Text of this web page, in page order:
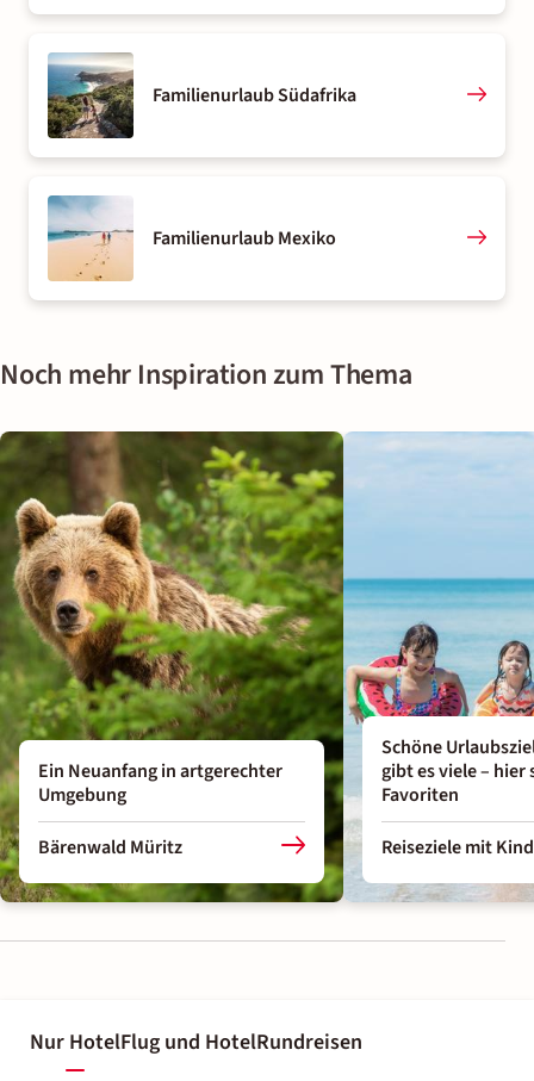
Familienurlaub Südafrika
Familienurlaub Mexiko
Noch mehr Inspiration zum Thema
Ein Neuanfang in artgerechter
Umgebung
Bärenwald Müritz
Schöne
gibt es viele ­– hier
Favoriten
Reiseziele mit
Nur HotelFlug und HotelRundreisen